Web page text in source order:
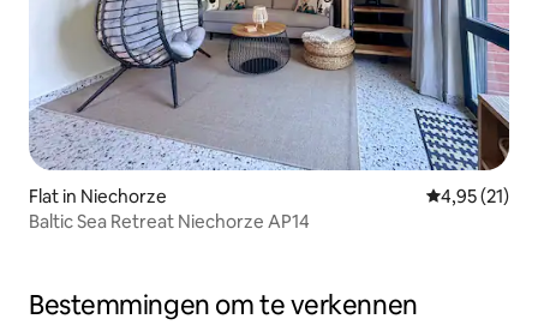
Flat in Niechorze Gemiddelde
4,95 (21)
Baltic Sea Retreat Niechorze AP14
Bestemmingen om te verkennen